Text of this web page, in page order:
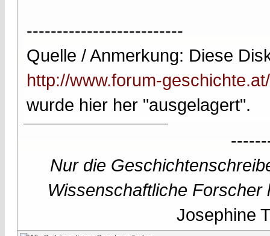
--------------------------
Quelle / Anmerkung: Diese
http://www.forum-
wurde hier her "ausgelagert".
Nur die
Wissenschaftliche
Josephine